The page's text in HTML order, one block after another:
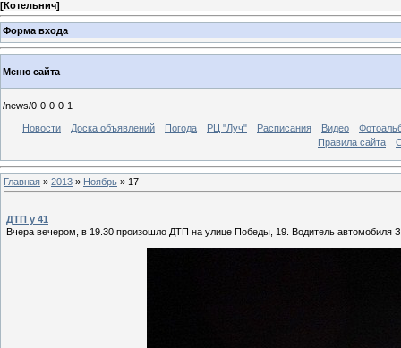
[Котельнич]
Форма входа
Меню сайта
/news/0-0-0-0-1
Новости Доска объявлений Погода РЦ "Луч" Расписания Видео
Правила сайта
Главная » 2013 » Ноябрь » 17
ДТП у 41
Вчера вечером, в 19.30 произошло ДТП на улице Победы, 19. Водитель автомобиля